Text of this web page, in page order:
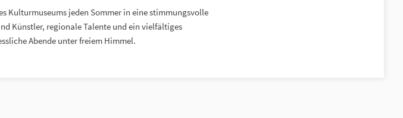
Kulturmuseums jeden Sommer in eine stimmungsvolle
Künstler, regionale Talente und ein vielfältiges
Abende unter freiem Himmel.